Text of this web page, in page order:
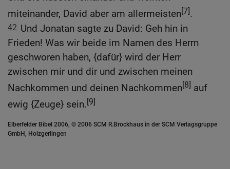
miteinander, David aber am allermeisten[7].
42 Und Jonatan sagte zu David: Geh hin in
Frieden! Was wir beide im Namen des Herrn
geschworen haben, {dafür} wird der Herr
zwischen mir und dir und zwischen meinen
Nachkommen und deinen Nachkommen[8] auf
ewig {Zeuge} sein.[9]
Elberfelder Bibel 2006, © 2006 SCM R.Brockhaus in der SCM Verlagsgruppe
GmbH, Holzgerlingen